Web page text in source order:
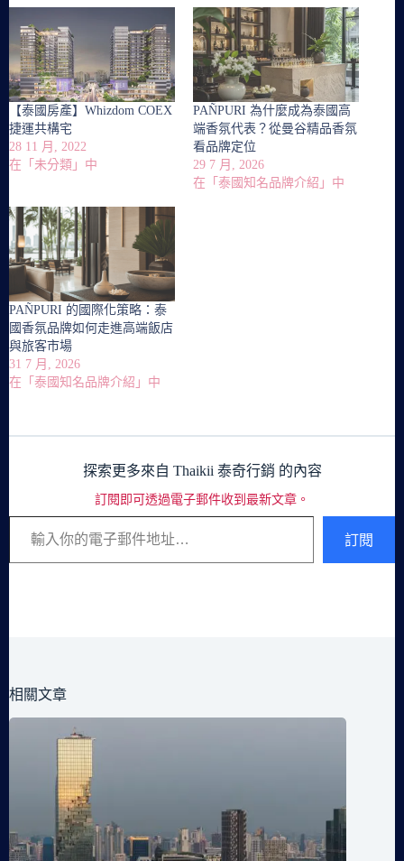
【泰國房產】Whizdom COEX
捷運共構宅
28 11 月, 2022
在「未分類」中
PAÑPURI 為什麼成為泰國高
端香氛代表？從曼谷精品香氛
看品牌定位
29 7 月, 2026
在「泰國知名品牌介紹」中
PAÑPURI 的國際化策略：泰
國香氛品牌如何走進高端飯店
與旅客市場
31 7 月, 2026
在「泰國知名品牌介紹」中
探索更多來自 Thaikii 泰奇行銷 的內容
訂閱即可透過電子郵件收到最新文章。
輸入你的電子郵件地址…
訂閱
相關文章